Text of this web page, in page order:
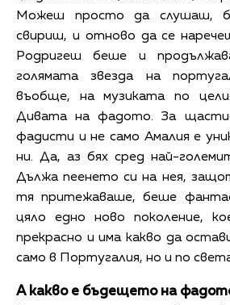
Можеш просто да слушаш,
свириш, и отново да се
Родригеш беше и
голямата звезда на
въобще, на музиката по
Дивата на фадото. За
фадисти и не само Амалия е
ни. Да, аз бях сред най-
Дължа пеенето си на нея,
тя притежаваше, беше
цяло едно ново поколение,
прекрасно и има какво да
само в Португалия, но и по
А какво е бъдещето на